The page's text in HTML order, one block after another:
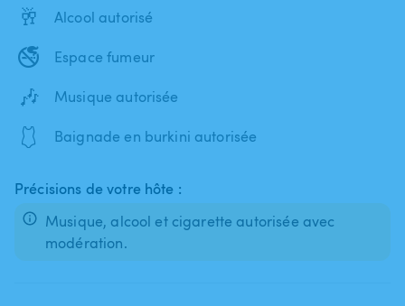
🥂 Alcool autorisé
🚭 Espace fumeur
🎶 Musique autorisée
🩱 Baignade en burkini autorisée
Précisions de votre hôte :
Musique, alcool et cigarette autorisée avec
modération.